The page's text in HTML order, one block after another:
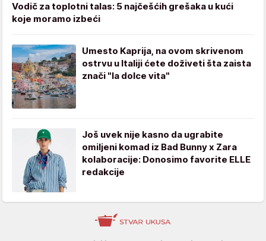
Vodič za toplotni talas: 5 najčešćih grešaka u kući
koje moramo izbeći
Umesto Kaprija, na ovom skrivenom
ostrvu u Italiji ćete doživeti šta zaista
znači "la dolce vita"
Još uvek nije kasno da ugrabite
omiljeni komad iz Bad Bunny x Zara
kolaboracije: Donosimo favorite ELLE
redakcije